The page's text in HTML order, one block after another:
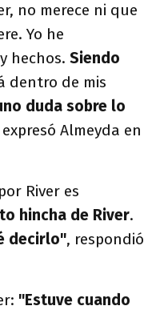
no merece ni que
Yo he
hechos. Siendo
dentro de mis
duda sobre lo
expresó Almeyda en
River es
hincha de River.
decirlo", respondió
"Estuve cuando